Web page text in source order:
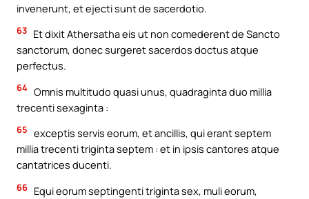
invenerunt, et ejecti sunt de sacerdotio.
63 Et dixit Athersatha eis ut non comederent de Sancto
sanctorum, donec surgeret sacerdos doctus atque
perfectus.
64 Omnis multitudo quasi unus, quadraginta duo millia
trecenti sexaginta :
65 exceptis servis eorum, et ancillis, qui erant septem
millia trecenti triginta septem : et in ipsis cantores atque
cantatrices ducenti.
66 Equi eorum septingenti triginta sex, muli eorum,